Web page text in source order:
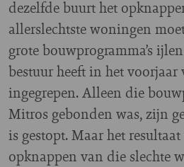
dezelfde buurt het
allerslechtste woningen
grote bouwprogramma’s
bestuur heeft in het voorjaar
ingegrepen. Alleen die
Mitros gebonden was, zijn
is gestopt. Maar het
opknappen van die slechte